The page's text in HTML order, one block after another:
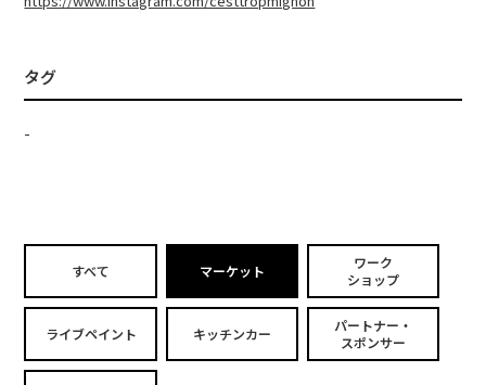
タグ
-
すべて マーケット
ワーク
ショップ
ライブペイント キッチンカー
パートナー・
スポンサー